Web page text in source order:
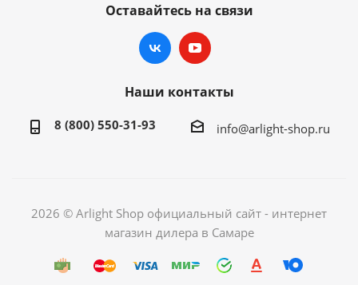
Оставайтесь на связи
Наши контакты
8 (800) 550-31-93 info@arlight-shop.ru
2026 © Arlight Shop официальный сайт - интернет
магазин дилера в Самаре